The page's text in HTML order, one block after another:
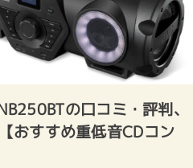
の口コミ・評判、
おすすめ重低音CDコン